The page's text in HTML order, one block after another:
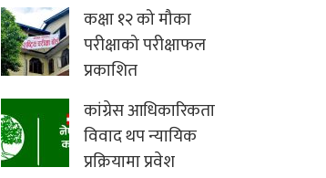
कक्षा १२ को मौका
परीक्षाको परीक्षाफल
प्रकाशित
कांग्रेस आधिकारिकता
विवाद थप न्यायिक
प्रक्रियामा प्रवेश